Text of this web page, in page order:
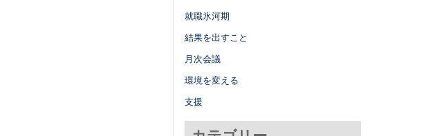
就職氷河期
結果を出すこと
月次会議
環境を変える
支援